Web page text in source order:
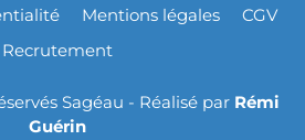
Mentions légales
CGV
Recrutement
Sagéau - Réalisé par Rémi
Guérin